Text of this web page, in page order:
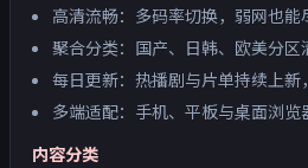
高清流畅：多码率切换，弱网也能
聚合分类：国产、日韩、欧美分区
每日更新：热播剧与片单持续上新
多端适配：手机、平板与桌面浏览
内容分类